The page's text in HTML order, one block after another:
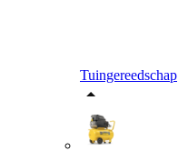
Tuingereedschap